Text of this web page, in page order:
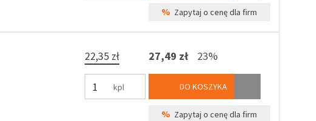
% Zapytaj o cenę dla firm
22,35 zł
kpl
27,49 zł 23%
DO KOSZYKA
% Zapytaj o cenę dla firm